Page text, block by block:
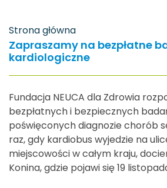
Strona główna
Zapraszamy na bezpłatne
kardiologiczne
Fundacja NEUCA dla Zdrowia
bezpłatnych i bezpiecznych
poświęconych diagnozie chorób
raz, gdy kardiobus wyjedzie na
miejscowości w całym kraju,
Konina, gdzie pojawi się 19